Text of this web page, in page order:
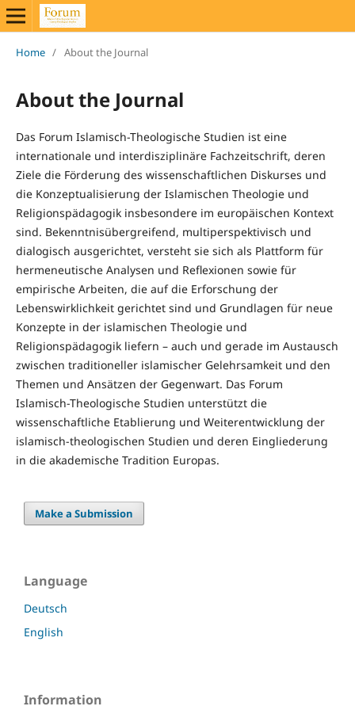
Home / About the Journal
About the Journal
Das Forum Islamisch-Theologische Studien ist eine
internationale und interdisziplinäre Fachzeitschrift, deren
Ziele die Förderung des wissenschaftlichen Diskurses und
die Konzeptualisierung der Islamischen Theologie und
Religionspädagogik insbesondere im europäischen Kontext
sind. Bekenntnisübergreifend, multiperspektivisch und
dialogisch ausgerichtet, versteht sie sich als Plattform für
hermeneutische Analysen und Reflexionen sowie für
empirische Arbeiten, die auf die Erforschung der
Lebenswirklichkeit gerichtet sind und Grundlagen für neue
Konzepte in der islamischen Theologie und
Religionspädagogik liefern – auch und gerade im Austausch
zwischen traditioneller islamischer Gelehrsamkeit und den
Themen und Ansätzen der Gegenwart. Das Forum
Islamisch-Theologische Studien unterstützt die
wissenschaftliche Etablierung und Weiterentwicklung der
islamisch-theologischen Studien und deren Eingliederung
in die akademische Tradition Europas.
Make a Submission
Language
Deutsch
English
Information